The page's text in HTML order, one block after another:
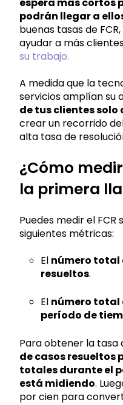
podrán llegar a
buenas tasas de
ayudar a más
su trabajo.
A medida que la
servicios amplían su
de tus clientes
crear un recorrido
alta tasa de
¿Cómo
la primera
Puedes medir el
siguientes métricas:
El número total
resueltos.
El número total
período de
Para obtener la tasa
de casos resueltos
totales durante el
está midiendo.
por cien para